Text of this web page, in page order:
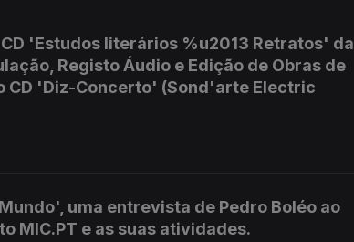
'Estudos literários %u2013 Retratos' da
Registo Áudio e Edição de Obras de
CD 'Diz-Concerto' (Sond'arte Electric
uma entrevista de Pedro Boléo ao
MIC.PT e as suas atividades.